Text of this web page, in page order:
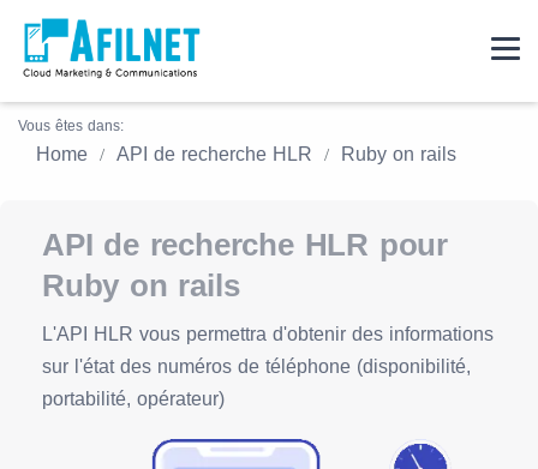
Vous êtes dans:
Home API de recherche HLR Ruby on rails
API de recherche HLR pour
Ruby on rails
L'API HLR vous permettra d'obtenir des informations
sur l'état des numéros de téléphone (disponibilité,
portabilité, opérateur)